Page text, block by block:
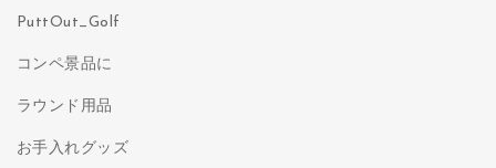
PuttOut_Golf
コンペ景品に
ラウンド用品
お手入れグッズ